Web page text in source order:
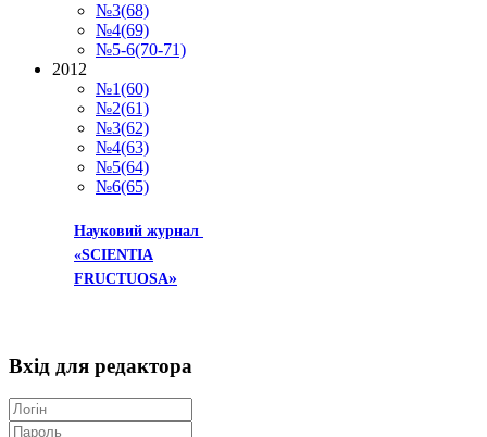
№3(68)
№4(69)
№5-6(70-71)
2012
№1(60)
№2(61)
№3(62)
№4(63)
№5(64)
№6(65)
Науковий журнал
«SCIENTIA
FRUCTUOSA»
Вхід для редактора